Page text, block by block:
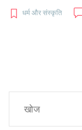
थी। एक साधु ने अपर
व्रत को सही ढंग से
धर्म और संस्कृति